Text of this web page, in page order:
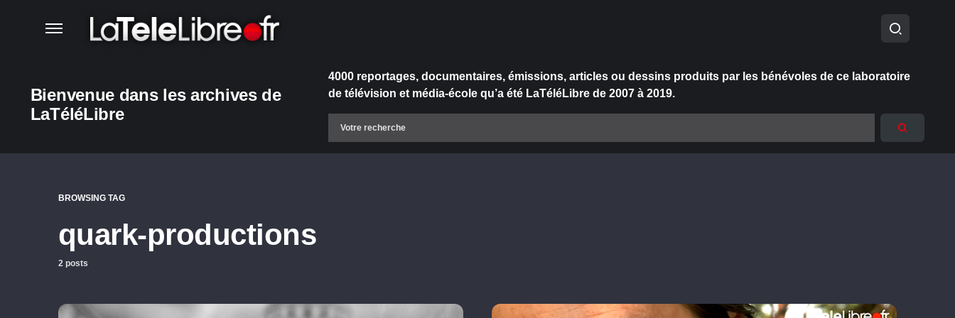
Bienvenue dans les archives de
LaTéléLibre
4000 reportages, documentaires, émissions, articles ou dessins produits par les bénévoles de ce laboratoire
de télévision et média-école qu’a été LaTéléLibre de 2007 à 2019.
BROWSING TAG
quark-productions
2 posts